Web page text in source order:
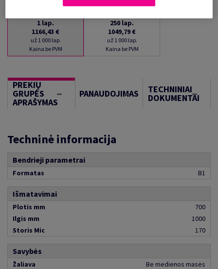
1 lap.
1166,43 €
už 1 000 lap.
Kaina be PVM
250 lap.
1049,79 €
už 1 000 lap.
Kaina be PVM
PREKIŲ
GRUPĖS
APRAŠYMAS
PANAUDOJIMAS TECHNINIAI
DOKUMENTAI
Techninė informacija
Bendrieji parametrai
Formatas B1
Išmatavimai
Plotis mm
700
Ilgis mm
1000
Storis Mic
170
Savybės
Žaliava
Be medienos masės